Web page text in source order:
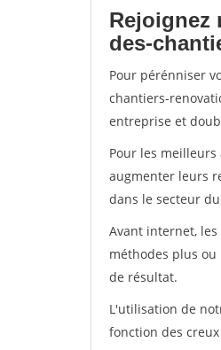
Rejoignez
des-
Pour pérénniser
chantiers-
entreprise et
Pour les
augmenter leurs
dans le secteur
Avant internet,
méthodes plus
de résultat.
L'utilisation de
fonction des